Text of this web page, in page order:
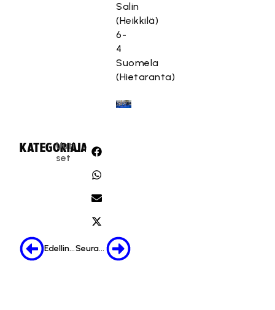
Salin
(Heikkilä)
6-
4
Suomela
(Hietaranta)
KATEGORIA:
Uuti
set
JAA:
Edellinen Seuraava